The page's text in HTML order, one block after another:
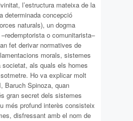
l’estructura mateixa de la
determinada concepció
naturals), un dogma
o comunitarista–
fet derivar normatives de
morals, sistemes
societat, als quals els homes
Ho va explicar molt
Baruch Spinoza, quan
gran secret dels sistemes
més profund interès consisteix
disfressant amb el nom de